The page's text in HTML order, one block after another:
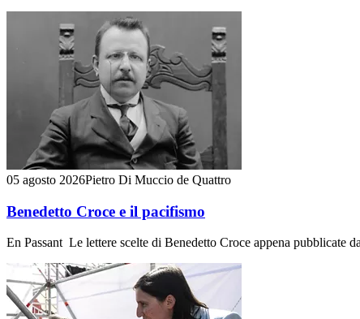
05 agosto 2026Pietro Di Muccio de Quattro
Benedetto Croce e il pacifismo
En Passant Le lettere scelte di Benedetto Croce appena pubblicate